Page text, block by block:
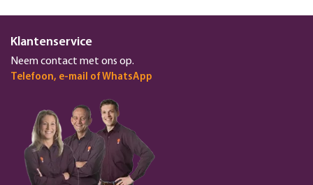
Klantenservice
Neem contact met ons op.
Telefoon, e-mail of WhatsApp